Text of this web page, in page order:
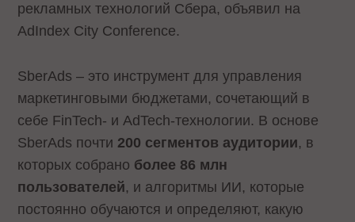
рекламных технологий Сбера, объявил на
AdIndex City Conference.
SberAds – это инструмент для управления
маркетинговыми бюджетами, сочетающий в
себе FinTech- и AdTech-технологии. В основе
SberAds почти 200 сегментов аудитории, в
которых собрано более 86 млн
пользователей, и алгоритмы ИИ, которые
постоянно обучаются и определяют, какую